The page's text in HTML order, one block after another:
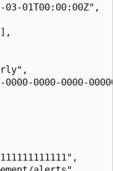
03-01T00:00:00Z",
0000-0000-